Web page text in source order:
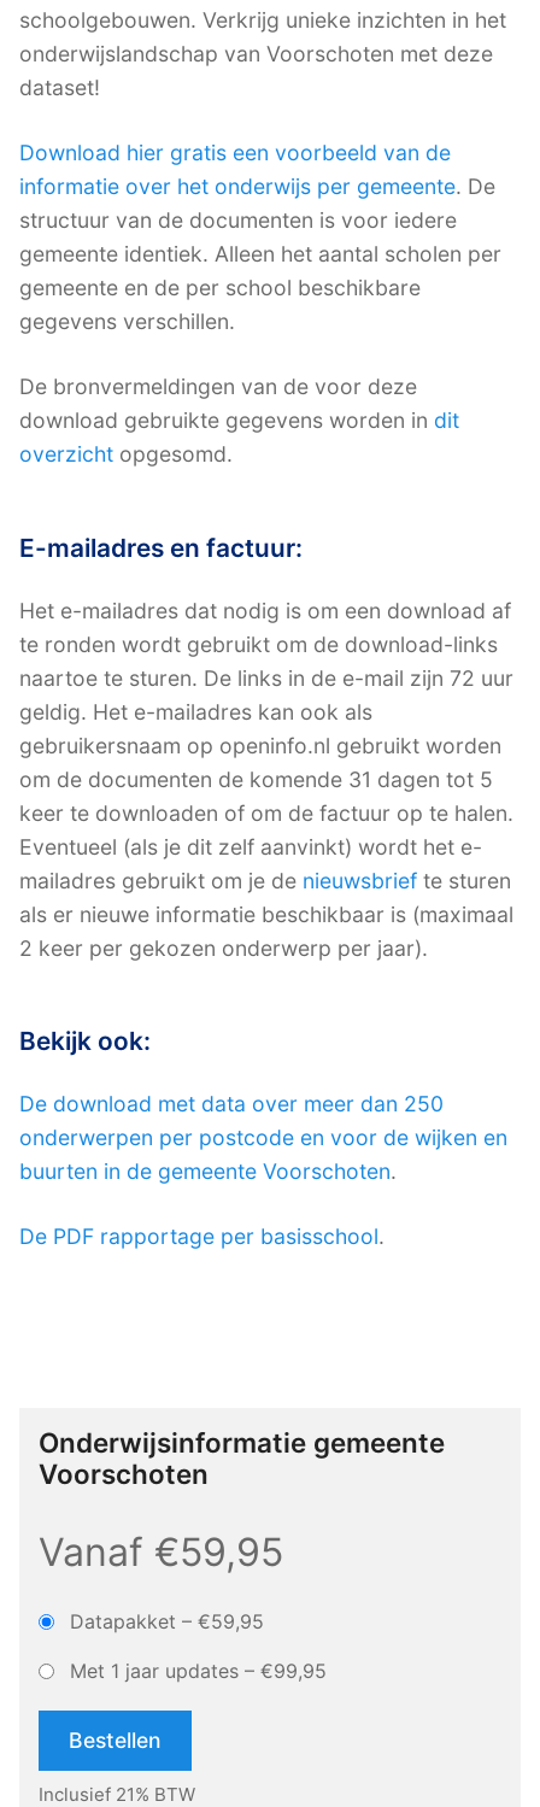
schoolgebouwen. Verkrijg unieke inzichten in het
onderwijslandschap van Voorschoten met deze
dataset!
Download hier gratis een voorbeeld van de
informatie over het onderwijs per gemeente. De
structuur van de documenten is voor iedere
gemeente identiek. Alleen het aantal scholen per
gemeente en de per school beschikbare
gegevens verschillen.
De bronvermeldingen van de voor deze
download gebruikte gegevens worden in dit
overzicht opgesomd.
E-mailadres en factuur:
Het e-mailadres dat nodig is om een download af
te ronden wordt gebruikt om de download-links
naartoe te sturen. De links in de e-mail zijn 72 uur
geldig. Het e-mailadres kan ook als
gebruikersnaam op openinfo.nl gebruikt worden
om de documenten de komende 31 dagen tot 5
keer te downloaden of om de factuur op te halen.
Eventueel (als je dit zelf aanvinkt) wordt het e-
mailadres gebruikt om je de nieuwsbrief te sturen
als er nieuwe informatie beschikbaar is (maximaal
2 keer per gekozen onderwerp per jaar).
Bekijk ook:
De download met data over meer dan 250
onderwerpen per postcode en voor de wijken en
buurten in de gemeente Voorschoten.
De PDF rapportage per basisschool.
Onderwijsinformatie gemeente
Voorschoten
Vanaf €59,95
Datapakket – €59,95
Met 1 jaar updates – €99,95
Bestellen
Inclusief 21% BTW